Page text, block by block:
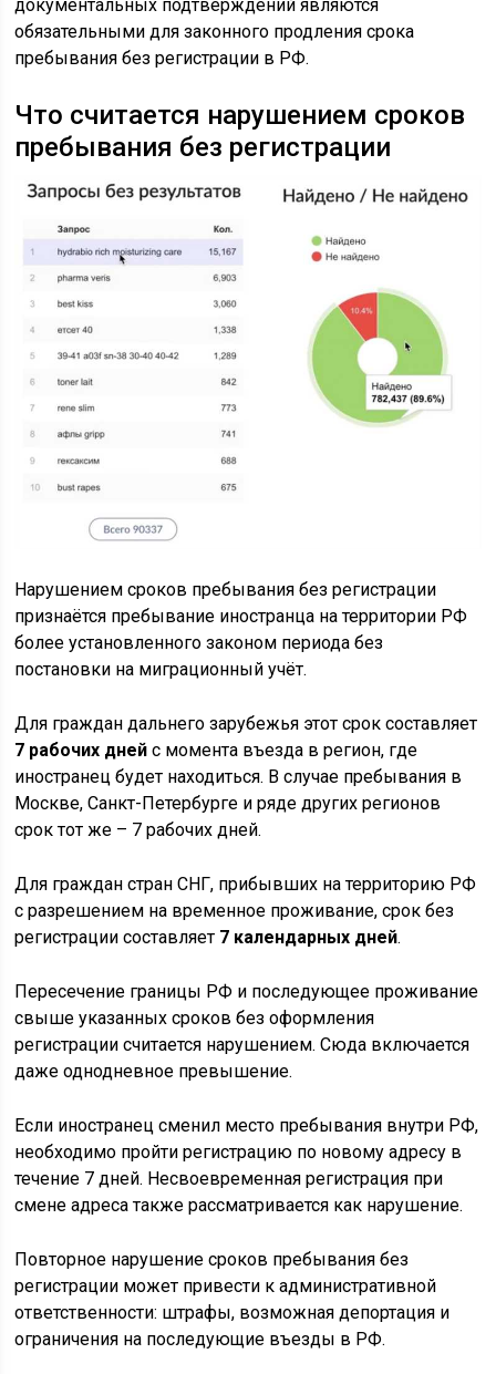
документальных подтверждений являются
обязательными для законного продления срока
пребывания без регистрации в РФ.
Что считается нарушением сроков
пребывания без регистрации
Нарушением сроков пребывания без регистрации
признаётся пребывание иностранца на территории РФ
более установленного законом периода без
постановки на миграционный учёт.
Для граждан дальнего зарубежья этот срок составляет
7 рабочих дней с момента въезда в регион, где
иностранец будет находиться. В случае пребывания в
Москве, Санкт-Петербурге и ряде других регионов
срок тот же – 7 рабочих дней.
Для граждан стран СНГ, прибывших на территорию РФ
с разрешением на временное проживание, срок без
регистрации составляет 7 календарных дней.
Пересечение границы РФ и последующее проживание
свыше указанных сроков без оформления
регистрации считается нарушением. Сюда включается
даже однодневное превышение.
Если иностранец сменил место пребывания внутри РФ,
необходимо пройти регистрацию по новому адресу в
течение 7 дней. Несвоевременная регистрация при
смене адреса также рассматривается как нарушение.
Повторное нарушение сроков пребывания без
регистрации может привести к административной
ответственности: штрафы, возможная депортация и
ограничения на последующие въезды в РФ.